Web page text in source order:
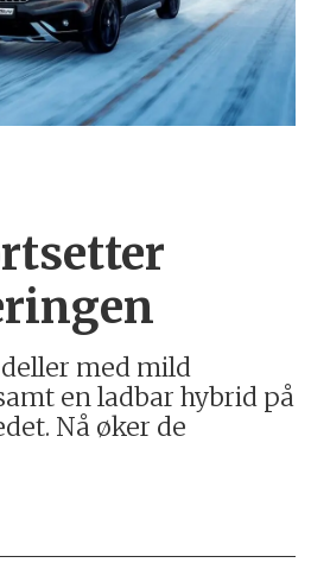
med mild
en ladbar hybrid på
Nå øker de